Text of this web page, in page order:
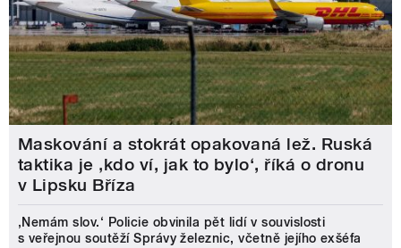
Maskování a stokrát opakovaná lež. Ruská
taktika je ‚kdo ví, jak to bylo‘, říká o dronu
v Lipsku Bříza
‚Nemám slov.‘ Policie obvinila pět lidí v souvislosti
s veřejnou soutěží Správy železnic, včetně jejího exšéfa